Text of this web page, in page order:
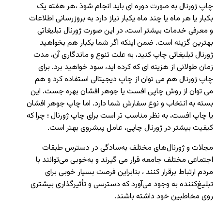
چاپ ژورنال به صورت دوره ای باید انجام شوذ ،هر هفته یک
بکبار یا هر ماه یا چند ماه یکبار نیاز دارد به بروزرسانی اطلاعات
و معرفی خدمات بیشتر است، در این صورت ژورنال تبلیغاتی
بهترین گزینه است. ضمن اینکه اگر شما یکبار هم بخواهید
ژورنال تبلیغاتی چاپ کنید، به علت تنوع و ماندگاری آن، مدت
زمان طولانی از هزینه ای که کرده اید، سود خواهید برد. برای
چاپ ژورنال هم می توان از چاپ دیجیتالی استفاده کرد و هم
می توان از روش چاپی افست یا جوهر افشان بهره جست. این
بسته به انتخاب و نوع سفارش شما دارد. اما چاپ جوهر افشان
یا چاپ افست، به نظر مناسب تر است برای چاپ ژورنال ؛ چرا که
کیفیت بیشتر در ژورنال چاپی، عامل پیشروی بهتر است.
مجلات و ژورنال‌های مختلف به‌سادگی در دسترس طبقات
اجتماعی مختلف جامعه قرار می گیرند و به‌خوبی می‌توانند با
مردم ارتباط برقرار کنند ، بنابراین فرصت بسیار خوبی برای
تبلیغ‌کننده به وجود می‌آورد که دسترسی و تأثیرگذاری بیشتری
روی مخاطبین خود داشته باشند.